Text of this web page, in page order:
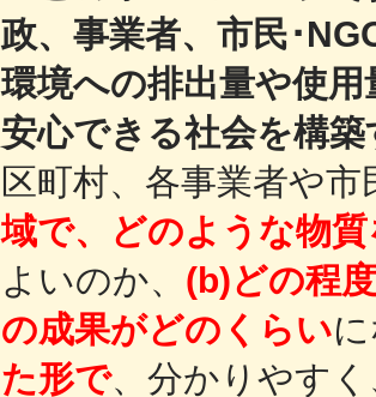
政、事業者、市民･
環境への排出量や使
安心できる社会を構築
区町村、各事業者や
域で、どのような物
よいのか、 (b)どの程
の成果がどのくらい
た形で、分かりやす